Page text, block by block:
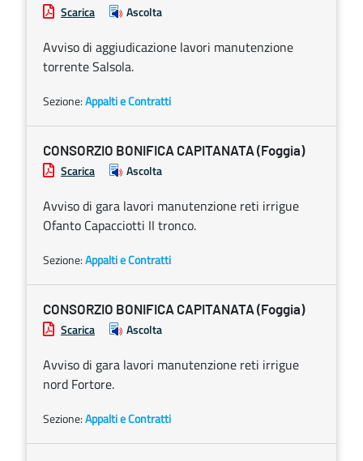
Scarica Ascolta
Avviso di aggiudicazione lavori manutenzione
torrente Salsola.
Sezione:Appalti e Contratti
CONSORZIO BONIFICA CAPITANATA (Foggia)
Scarica Ascolta
Avviso di gara lavori manutenzione reti irrigue
Ofanto Capacciotti II tronco.
Sezione:Appalti e Contratti
CONSORZIO BONIFICA CAPITANATA (Foggia)
Scarica Ascolta
Avviso di gara lavori manutenzione reti irrigue
nord Fortore.
Sezione:Appalti e Contratti